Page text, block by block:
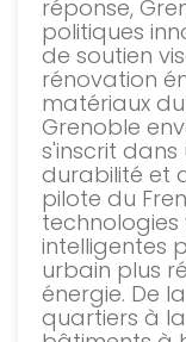
réponse,
politiques
de soutien
rénovation
matériaux
Grenoble
s'inscrit
durabilité et
pilote du
technologies
intelligentes
urbain plus
énergie. De
quartiers à